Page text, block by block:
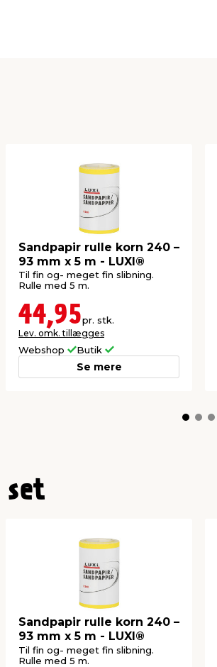
Sandpapir rulle korn 240 –
93 mm x 5 m - LUXI®
Til fin og- meget fin slibning.
Rulle med 5 m.
44,95pr. stk.
Lev. omk. tillægges
Webshop Butik
Se mere
set
Sandpapir rulle korn 240 –
93 mm x 5 m - LUXI®
Til fin og- meget fin slibning.
Rulle med 5 m.